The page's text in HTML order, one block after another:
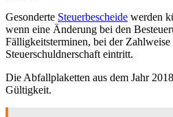
Gesonderte Steuerbescheide werden
wenn eine Änderung bei den
Fälligkeitsterminen, bei der Zahlweise
Steuerschuldnerschaft eintritt.
Die Abfallplaketten aus dem Jahr
Gültigkeit.